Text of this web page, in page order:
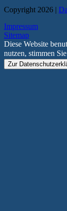
Copyright 2026 |
Impressum
Sitemap
Diese Website
nutzen, stimmen
Zur